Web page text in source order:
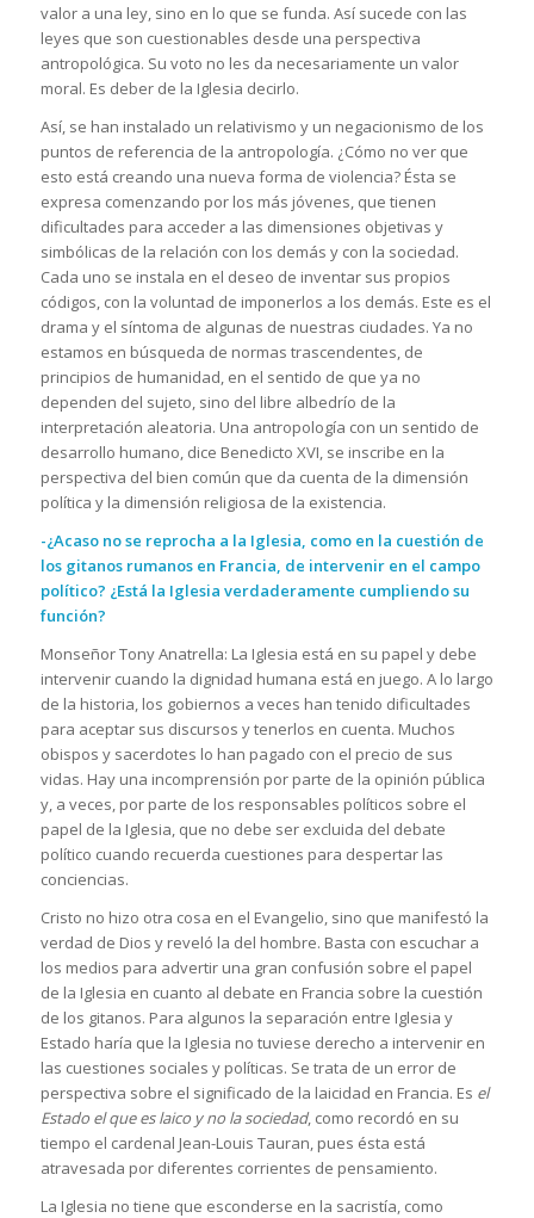
valor a una ley, sino en lo que se funda. Así sucede con las
leyes que son cuestionables desde una perspectiva
antropológica. Su voto no les da necesariamente un valor
moral. Es deber de la Iglesia decirlo.
Así, se han instalado un relativismo y un negacionismo de los
puntos de referencia de la antropología. ¿Cómo no ver que
esto está creando una nueva forma de violencia? Ésta se
expresa comenzando por los más jóvenes, que tienen
dificultades para acceder a las dimensiones objetivas y
simbólicas de la relación con los demás y con la sociedad.
Cada uno se instala en el deseo de inventar sus propios
códigos, con la voluntad de imponerlos a los demás. Este es el
drama y el síntoma de algunas de nuestras ciudades. Ya no
estamos en búsqueda de normas trascendentes, de
principios de humanidad, en el sentido de que ya no
dependen del sujeto, sino del libre albedrío de la
interpretación aleatoria. Una antropología con un sentido de
desarrollo humano, dice Benedicto XVI, se inscribe en la
perspectiva del bien común que da cuenta de la dimensión
política y la dimensión religiosa de la existencia.
-¿Acaso no se reprocha a la Iglesia, como en la cuestión de
los gitanos rumanos en Francia, de intervenir en el campo
político? ¿Está la Iglesia verdaderamente cumpliendo su
función?
Monseñor Tony Anatrella: La Iglesia está en su papel y debe
intervenir cuando la dignidad humana está en juego. A lo largo
de la historia, los gobiernos a veces han tenido dificultades
para aceptar sus discursos y tenerlos en cuenta. Muchos
obispos y sacerdotes lo han pagado con el precio de sus
vidas. Hay una incomprensión por parte de la opinión pública
y, a veces, por parte de los responsables políticos sobre el
papel de la Iglesia, que no debe ser excluida del debate
político cuando recuerda cuestiones para despertar las
conciencias.
Cristo no hizo otra cosa en el Evangelio, sino que manifestó la
verdad de Dios y reveló la del hombre. Basta con escuchar a
los medios para advertir una gran confusión sobre el papel
de la Iglesia en cuanto al debate en Francia sobre la cuestión
de los gitanos. Para algunos la separación entre Iglesia y
Estado haría que la Iglesia no tuviese derecho a intervenir en
las cuestiones sociales y políticas. Se trata de un error de
perspectiva sobre el significado de la laicidad en Francia. Es el
Estado el que es laico y no la sociedad, como recordó en su
tiempo el cardenal Jean-Louis Tauran, pues ésta está
atravesada por diferentes corrientes de pensamiento.
La Iglesia no tiene que esconderse en la sacristía, como